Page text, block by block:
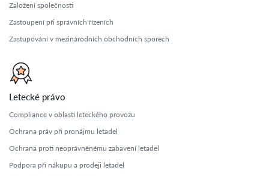
Založení společnosti
Zastoupení při správních řízeních
Zastupování v mezinárodních obchodních sporech
Letecké právo
Compliance v oblasti leteckého provozu
Ochrana práv při pronájmu letadel
Ochrana proti neoprávněnému zabavení letadel
Podpora při nákupu a prodeji letadel